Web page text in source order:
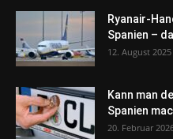
Ryanair-
Spanien –
12. August 2025
Kann man
Spanien
20. Februar